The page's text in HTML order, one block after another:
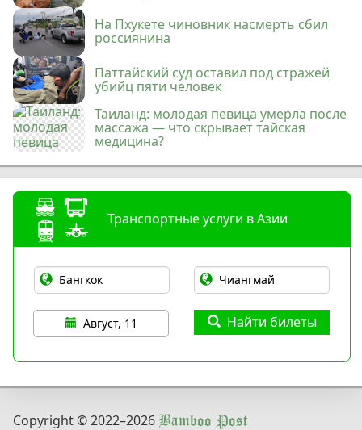
На Пхукете чиновник насмерть сбил
россиянина
Паттайский суд оставил под стражей
убийц пяти человек
Таиланд: молодая певица умерла после
массажа — что скрывает тайская
медицина?
Транспортные услуги в Азии
Август, 11 Найти билеты
Copyright © 2022–2026 Bamboo Post